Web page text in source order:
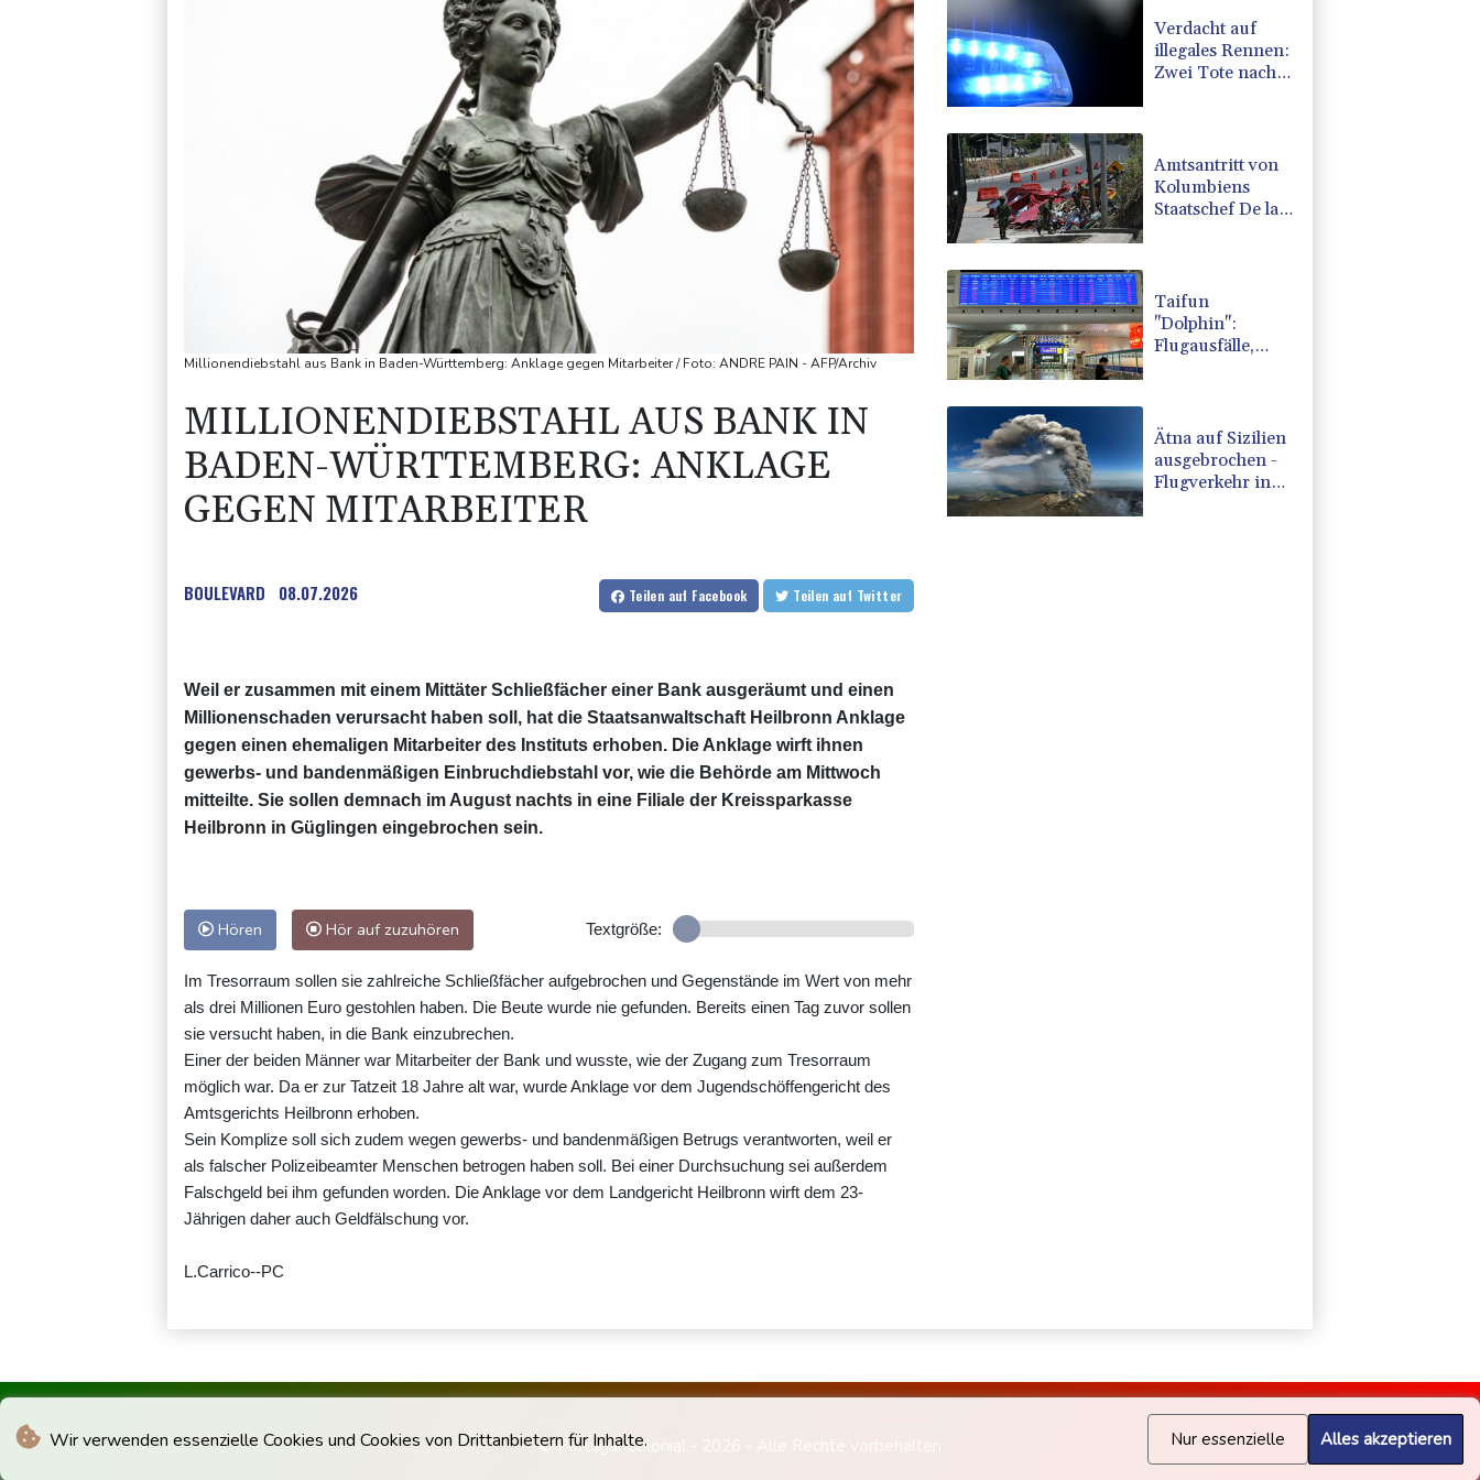
Wir verwenden essenzielle Cookies und Cookies von Drittanbietern für Inhalte. Nur essenzielle Alles akzeptieren
Millionendiebstahl aus Bank in Baden-Württemberg: Anklage gegen Mitarbeiter / Foto: ANDRE PAIN - AFP/Archiv
MILLIONENDIEBSTAHL AUS BANK IN
BADEN-WÜRTTEMBERG: ANKLAGE
GEGEN MITARBEITER
BOULEVARD 08.07.2026 Teilen auf Facebook Teilen auf Twitter
Weil er zusammen mit einem Mittäter Schließfächer einer Bank ausgeräumt und einen
Millionenschaden verursacht haben soll, hat die Staatsanwaltschaft Heilbronn Anklage
gegen einen ehemaligen Mitarbeiter des Instituts erhoben. Die Anklage wirft ihnen
gewerbs- und bandenmäßigen Einbruchdiebstahl vor, wie die Behörde am Mittwoch
mitteilte. Sie sollen demnach im August nachts in eine Filiale der Kreissparkasse
Heilbronn in Güglingen eingebrochen sein.
Hören Hör auf zuzuhören Textgröße:
Im Tresorraum sollen sie zahlreiche Schließfächer aufgebrochen und Gegenstände im Wert von mehr
als drei Millionen Euro gestohlen haben. Die Beute wurde nie gefunden. Bereits einen Tag zuvor sollen
sie versucht haben, in die Bank einzubrechen.
Einer der beiden Männer war Mitarbeiter der Bank und wusste, wie der Zugang zum Tresorraum
möglich war. Da er zur Tatzeit 18 Jahre alt war, wurde Anklage vor dem Jugendschöffengericht des
Amtsgerichts Heilbronn erhoben.
Sein Komplize soll sich zudem wegen gewerbs- und bandenmäßigen Betrugs verantworten, weil er
als falscher Polizeibeamter Menschen betrogen haben soll. Bei einer Durchsuchung sei außerdem
Falschgeld bei ihm gefunden worden. Die Anklage vor dem Landgericht Heilbronn wirft dem 23-
Jährigen daher auch Geldfälschung vor.
L.Carrico--PC
Verdacht auf
illegales Rennen:
Zwei Tote nach
Amtsantritt von
Kolumbiens
Staatschef De la
Taifun
"Dolphin":
Flugausfälle,
China
Ätna auf Sizilien
ausgebrochen -
Flugverkehr in
© Portugal Colonial - 2026 - Alle Rechte vorbehalten